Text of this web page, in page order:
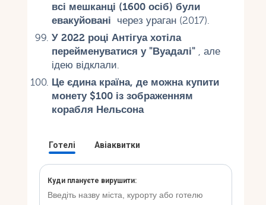
всі мешканці (1600 осіб) були
евакуйовані через ураган (2017).
У 2022 році Антігуа хотіла
перейменуватися у "Вуадалі", але
ідею відклали.
Це єдина країна, де можна купити
монету $100 із зображенням
корабля Нельсона